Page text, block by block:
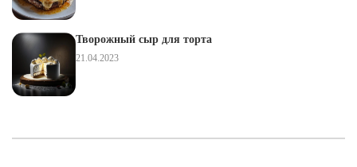
Творожный сыр для торта
21.04.2023